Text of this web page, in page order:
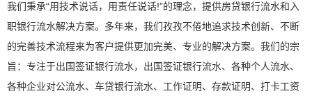
我们秉承“用技术说话，用责任说话!”的理念，提供房贷银行流水和入
职银行流水解决方案。多年来，我们孜孜不倦地追求技术创新、不断
的完善技术流程来为客户提供更加完美、专业的解决方案。我们的宗
旨：专注于出国签证银行流水，出国签证银行流水、各种个人流水、
各种企业对公流水、车贷银行流水、工作证明、存款证明、打卡工资